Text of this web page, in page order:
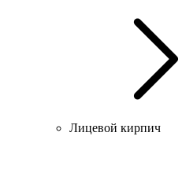
Лицевой кирпич